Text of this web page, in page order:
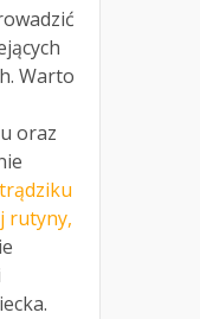
Warto
oraz
rutyny,